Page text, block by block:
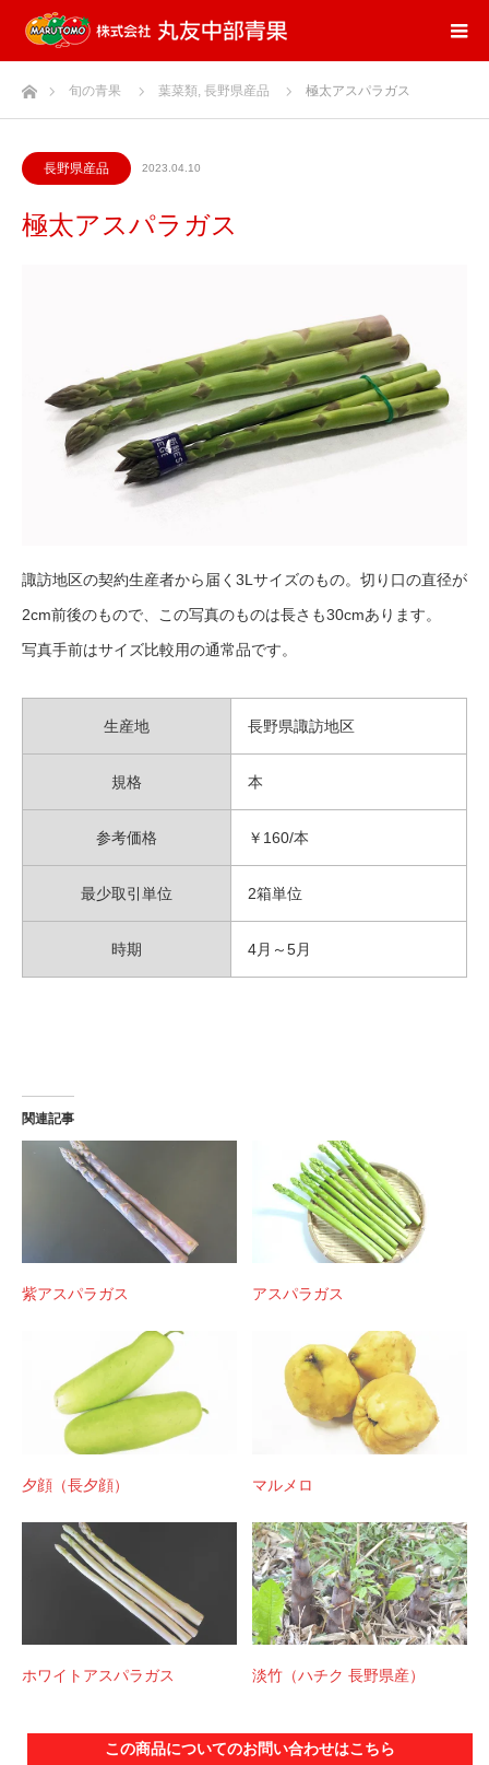
ホーム旬の青果 葉菜類, 長野県産品 極太アスパラガス
長野県産品 2023.04.10
極太アスパラガス
諏訪地区の契約生産者から届く3Lサイズのもの。切り口の直径が
2cm前後のもので、この写真のものは長さも30cmあります。
写真手前はサイズ比較用の通常品です。
生産地 長野県諏訪地区
規格 本
参考価格 ￥160/本
最少取引単位 2箱単位
時期 4月～5月
関連記事
紫アスパラガス アスパラガス
夕顔（長夕顔） マルメロ
ホワイトアスパラガス 淡竹（ハチク 長野県産）
この商品についてのお問い合わせはこちら